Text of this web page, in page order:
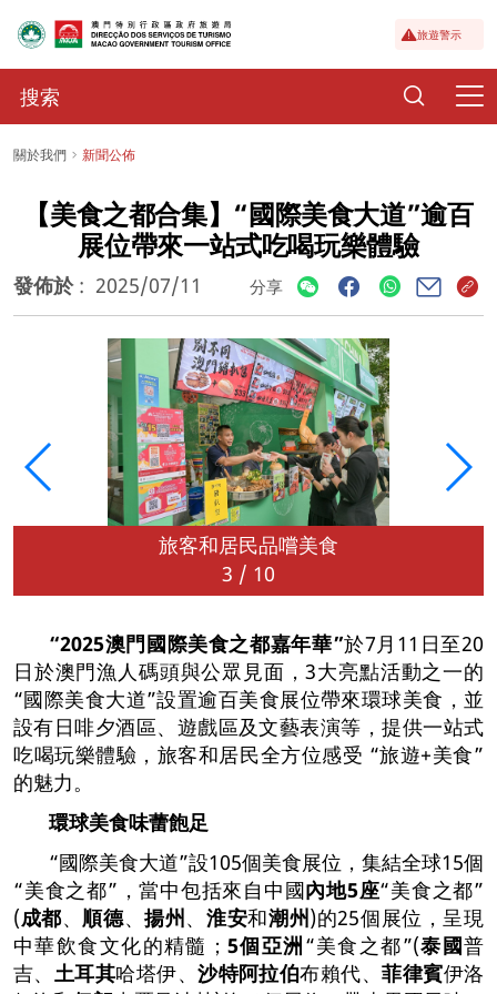
旅遊警示
關於我們 新聞公佈
【美食之都合集】“國際美食大道”逾百
展位帶來一站式吃喝玩樂體驗
發佈於 : 2025/07/11 分享
旅客和居民品嚐美食
3 / 10
“2025澳門國際美食之都嘉年華”於7月11日至20
日於澳門漁人碼頭與公眾見面，3大亮點活動之一的
“國際美食大道”設置逾百美食展位帶來環球美食，並
設有日啡夕酒區、遊戲區及文藝表演等，提供一站式
吃喝玩樂體驗，旅客和居民全方位感受 “旅遊+美食”
的魅力。
環球美食味蕾飽足
“國際美食大道”設105個美食展位，集結全球15個
“美食之都”，當中包括來自中國內地5座“美食之都”
(成都、 順德、揚州、淮安和潮州)的25個展位，呈現
中華飲食文化的精髓； 5個亞洲“美食之都”(泰國普
吉、 土耳其哈塔伊、沙特阿拉伯布賴代、菲律賓伊洛